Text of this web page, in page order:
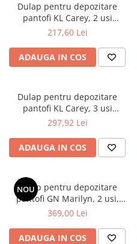
Set mese si scaune gradinita
Mobilier copii
Mobila camera copii
Scaune birou pentru copii
Paturi copii
Masa si scaune gradinita
Seturi comode living si dormitor
Dulap pentru depozitare
pantofi KL Carey, 2 usi
rabatabile, 4 rafturi, Pal
217,60 Lei
ADAUGA IN COS
Dulap pentru depozitare
pantofi KL Carey, 3 usi
rabatabile, 6 rafturi, Pal
297,92 Lei
ADAUGA IN COS
NOU
Dulap pentru depozitare
pantofi GN Marilyn, 2 usi,
rafturi, cadru metalic, MDF,
369,00 Lei
ADAUGA IN COS